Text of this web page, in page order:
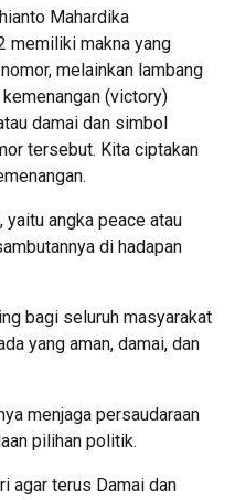
Mahardika
memiliki makna yang
melainkan lambang
(victory)
damai dan simbol
tersebut. Kita ciptakan
yaitu angka peace atau
di hadapan
bagi seluruh masyarakat
yang aman, damai, dan
menjaga persaudaraan
pilihan politik.
agar terus Damai dan